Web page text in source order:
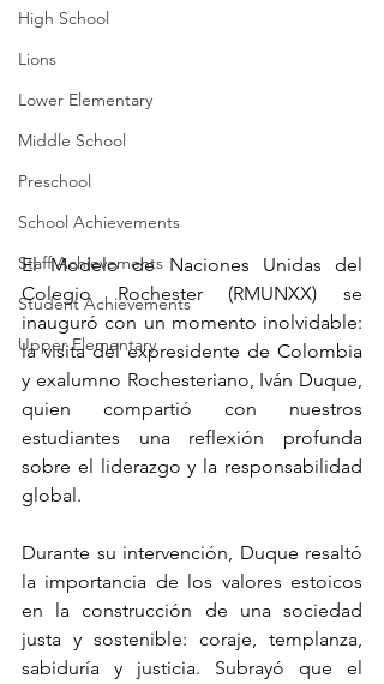
High School
Lions
Lower Elementary
Middle School
Preschool
School Achievements
Staff Achievements
Student Achievements
Upper Elementary
El Modelo de Naciones Unidas del
Colegio Rochester (RMUNXX) se
inauguró con un momento inolvidable:
la visita del expresidente de Colombia
y exalumno Rochesteriano, Iván Duque,
quien compartió con nuestros
estudiantes una reflexión profunda
sobre el liderazgo y la responsabilidad
global.
Durante su intervención, Duque resaltó
la importancia de los valores estoicos
en la construcción de una sociedad
justa y sostenible: coraje, templanza,
sabiduría y justicia. Subrayó que el